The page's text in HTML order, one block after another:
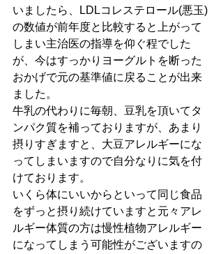
いましたら、LDLコレステロール(悪玉)
の数値が前年度と比較すると上がって
しまい主治医の指導を仰ぐ程でした
が、今はすっかりヨーグルトを断った
おかげで元の基準値に戻ることが出来
ました。
牛乳の代わりに毎朝、豆乳を頂いてタ
ンパク質を補っておりますが、あまり
摂りすぎますと、大豆アレルギーにな
ってしまいますので自分なりに気を付
けております。
いくら体にいいからといって同じ食品
をずっと摂り続けていますと元々アレ
ルギー体質の方は慢性植物アレルギー
になってしまう可能性がございますの